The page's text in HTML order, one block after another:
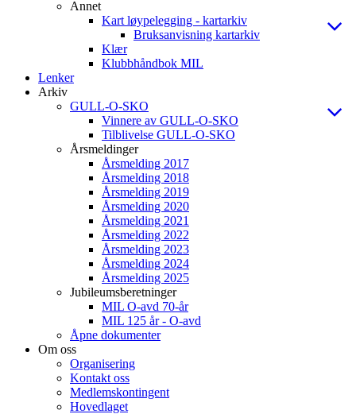
Annet
Kart løypelegging - kartarkiv
Bruksanvisning kartarkiv
Klær
Klubbhåndbok MIL
Lenker
Arkiv
GULL-O-SKO
Vinnere av GULL-O-SKO
Tilblivelse GULL-O-SKO
Årsmeldinger
Årsmelding 2017
Årsmelding 2018
Årsmelding 2019
Årsmelding 2020
Årsmelding 2021
Årsmelding 2022
Årsmelding 2023
Årsmelding 2024
Årsmelding 2025
Jubileumsberetninger
MIL O-avd 70-år
MIL 125 år - O-avd
Åpne dokumenter
Om oss
Organisering
Kontakt oss
Medlemskontingent
Hovedlaget